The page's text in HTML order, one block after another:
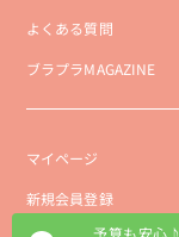
よくある質問
ブラプラMAGAZINE
マイページ
新規会員登録
予算も安心♪